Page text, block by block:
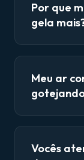
Por que
gela
Meu ar
Vocês